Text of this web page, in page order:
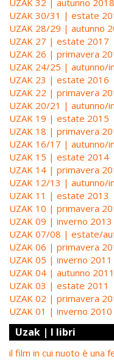
UZAK 30/31 | estate
UZAK 28/29 | autunno
UZAK 27 | estate 2017
UZAK 26 | primavera
UZAK 24/25 | autunno/
UZAK 23 | estate 2016
UZAK 22 | primavera
UZAK 20/21 | autunno/
UZAK 19 | estate 2015
UZAK 18 | primavera
UZAK 16/17 | autunno/
UZAK 15 | estate 2014
UZAK 14 | primavera
UZAK 12/13 | autunno/
UZAK 11 | estate 2013
UZAK 10 | primavera
UZAK 09 | inverno 2013
UZAK 07/08 | estate/
UZAK 06 | primavera
UZAK 05 | inverno 2011
UZAK 04 | autunno 2011
UZAK 03 | estate 2011
UZAK 02 | primavera
UZAK 01 | inverno 2010
Uzak | I libri
il film in cui nuoto è una